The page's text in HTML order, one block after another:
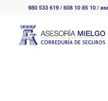
980 533 619 / 608 10 85 10 /